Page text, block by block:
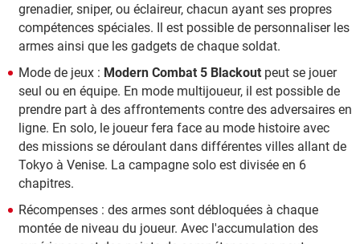
grenadier, sniper, ou éclaireur, chacun ayant ses propres
compétences spéciales. Il est possible de personnaliser les
armes ainsi que les gadgets de chaque soldat.
Mode de jeux : Modern Combat 5 Blackout peut se jouer
seul ou en équipe. En mode multijoueur, il est possible de
prendre part à des affrontements contre des adversaires en
ligne. En solo, le joueur fera face au mode histoire avec
des missions se déroulant dans différentes villes allant de
Tokyo à Venise. La campagne solo est divisée en 6
chapitres.
Récompenses : des armes sont débloquées à chaque
montée de niveau du joueur. Avec l'accumulation des